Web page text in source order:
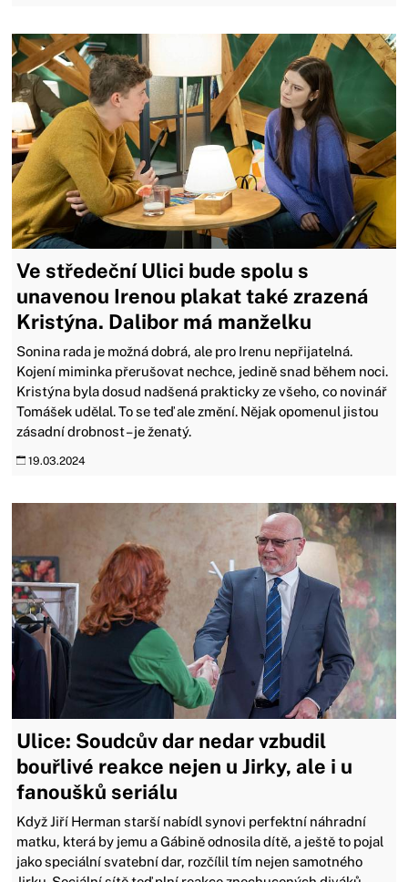
Ve středeční Ulici bude spolu s
unavenou Irenou plakat také zrazená
Kristýna. Dalibor má manželku
Sonina rada je možná dobrá, ale pro Irenu nepřijatelná.
Kojení miminka přerušovat nechce, jedině snad během noci.
Kristýna byla dosud nadšená prakticky ze všeho, co novinář
Tomášek udělal. To se teď ale změní. Nějak opomenul jistou
zásadní drobnost – je ženatý.
19.03.2024
Ulice: Soudcův dar nedar vzbudil
bouřlivé reakce nejen u Jirky, ale i u
fanoušků seriálu
Když Jiří Herman starší nabídl synovi perfektní náhradní
matku, která by jemu a Gábině odnosila dítě, a ještě to pojal
jako speciální svatební dar, rozčílil tím nejen samotného